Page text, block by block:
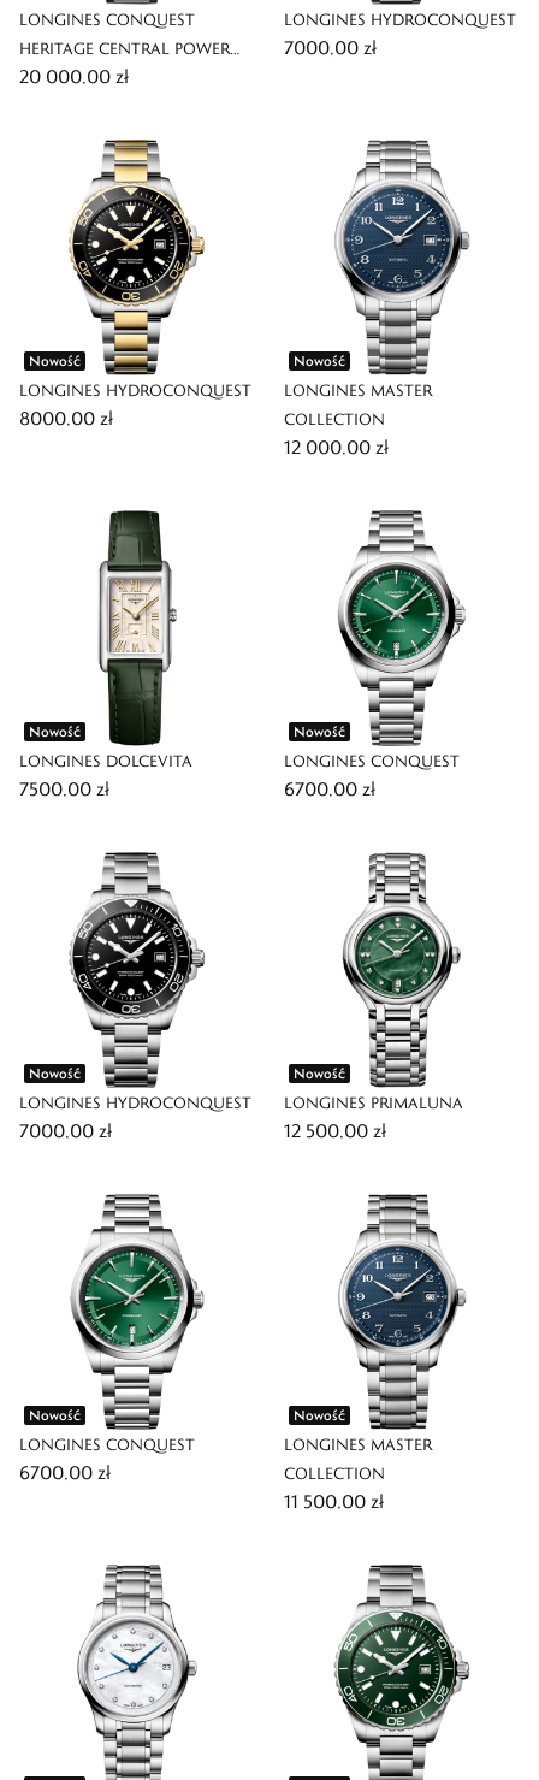
LONGINES CONQUEST
HERITAGE CENTRAL POWER
RESERVE
20 000,00 zł
LONGINES HYDROCONQUEST
7000,00 zł
Nowość
LONGINES HYDROCONQUEST
8000,00 zł
Nowość
LONGINES MASTER
COLLECTION
12 000,00 zł
Nowość
LONGINES DOLCEVITA
7500,00 zł
Nowość
LONGINES CONQUEST
6700,00 zł
Nowość
LONGINES HYDROCONQUEST
7000,00 zł
Nowość
LONGINES PRIMALUNA
12 500,00 zł
Nowość
LONGINES CONQUEST
6700,00 zł
Nowość
LONGINES MASTER
COLLECTION
11 500,00 zł